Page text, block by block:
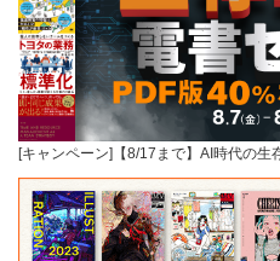
[キャンペーン]【8/17まで】AI時代の